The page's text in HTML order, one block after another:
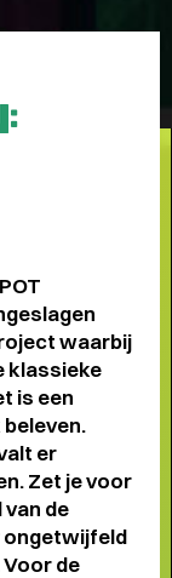
,
EN
waarbij
klassieke
is een
er
Zet je voor
de
ongetwijfeld
de